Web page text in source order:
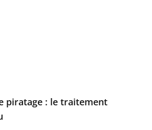
piratage : le traitement